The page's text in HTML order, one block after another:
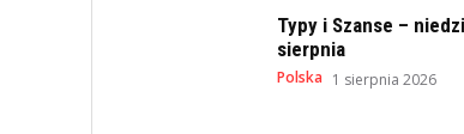
Typy i Szanse –
sierpnia
Polska 1 sierpnia 2026